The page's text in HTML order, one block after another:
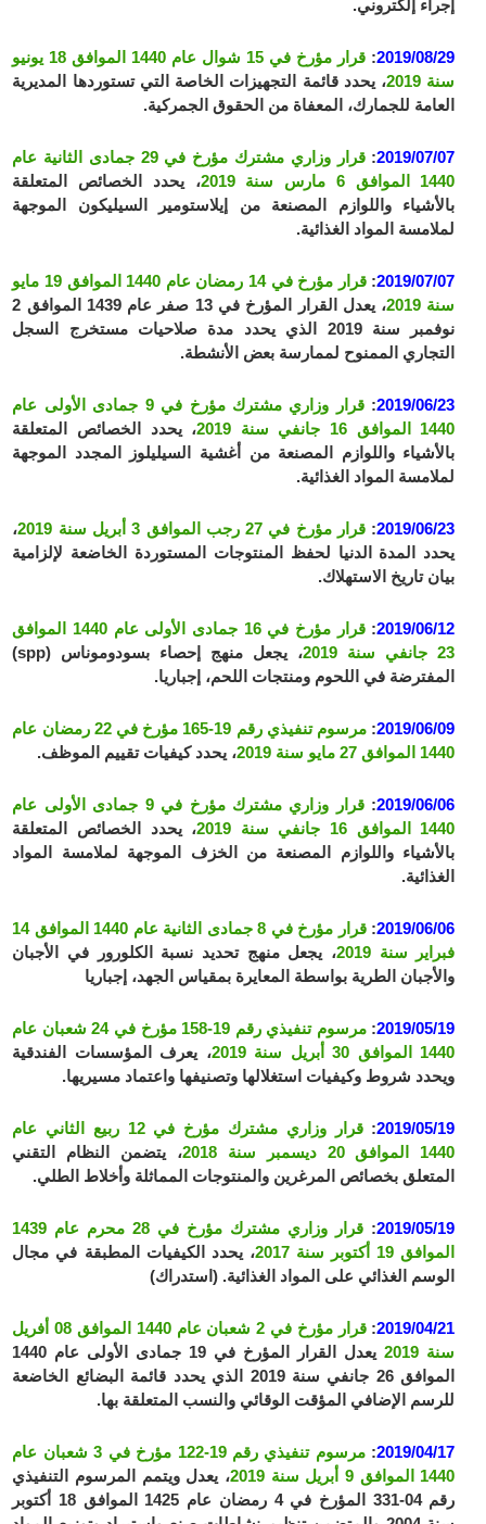
إجراء إلكتروني.
2019/08/29
:
قرار مؤرخ في 15 شوال عام 1440 الموافق 18 يونيو
سنة 2019
، يحدد قائمة التجهيزات الخاصة التي تستوردها المديرية
العامة للجمارك، المعفاة من الحقوق الجمركية.
2019/07/07
:
قرار وزاري مشترك مؤرخ في 29 جمادى الثانية عام
1440 الموافق 6 مارس سنة 2019
، يحدد الخصائص المتعلقة
بالأشياء واللوازم المصنعة من إيلاستومير السيليكون الموجهة
لملامسة المواد الغذائية.
2019/07/07
:
قرار مؤرخ في 14 رمضان عام 1440 الموافق 19 مايو
سنة 2019
، يعدل القرار المؤرخ في 13 صفر عام 1439 الموافق 2
نوفمبر سنة 2019 الذي يحدد مدة صلاحيات مستخرج السجل
التجاري الممنوح لممارسة بعض الأنشطة.
2019/06/23
:
قرار وزاري مشترك مؤرخ في 9 جمادى الأولى عام
1440 الموافق 16 جانفي سنة 2019
، يحدد الخصائص المتعلقة
بالأشياء واللوازم المصنعة من أغشية السيليلوز المجدد الموجهة
لملامسة المواد الغذائية.
2019/06/23
: قرار مؤرخ في 27 رجب الموافق 3 أبريل سنة 2019
،
يحدد المدة الدنيا لحفظ المنتوجات المستوردة الخاضعة لإلزامية
بيان تاريخ الاستهلاك.
2019/06/12
:
قرار مؤرخ في 16 جمادى الأولى عام 1440 الموافق
23 جانفي سنة 2019
، يجعل منهج إحصاء بسودوموناس (spp)
المفترضة في اللحوم ومنتجات اللحم، إجباريا.
2019/06/09
:
مرسوم تنفيذي رقم 19-165 مؤرخ في 22 رمضان عام
1440 الموافق 27 مايو سنة 2019
، يحدد كيفيات تقييم الموظف.
2019/06/06
:
قرار وزاري مشترك مؤرخ في 9 جمادى الأولى عام
1440 الموافق 16 جانفي سنة 2019
، يحدد الخصائص المتعلقة
بالأشياء واللوازم المصنعة من الخزف الموجهة لملامسة المواد
الغذائية.
2019/06/06
:
قرار مؤرخ في 8 جمادى الثانية عام 1440 الموافق 14
فبراير سنة 2019
، يجعل منهج تحديد نسبة الكلورور في الأجبان
والأجبان الطرية بواسطة المعايرة بمقياس الجهد، إجباريا
2019/05/19
:
مرسوم تنفيذي رقم 19-158 مؤرخ في 24 شعبان عام
1440 الموافق 30 أبريل سنة 2019
، يعرف المؤسسات الفندقية
ويحدد شروط وكيفيات استغلالها وتصنيفها واعتماد مسيريها.
2019/05/19
:
قرار وزاري مشترك مؤرخ في 12 ربيع الثاني عام
1440 الموافق 20 ديسمبر سنة 2018
، يتضمن النظام التقني
المتعلق بخصائص المرغرين والمنتوجات المماثلة وأخلاط الطلي.
2019/05/19
:
قرار وزاري مشترك مؤرخ في 28 محرم عام 1439
الموافق 19 أكتوبر سنة 2017
، يحدد الكيفيات المطبقة في مجال
الوسم الغذائي على المواد الغذائية. (استدراك)
2019/04/21
:
قرار مؤرخ في 2 شعبان عام 1440 الموافق 08 أفريل
سنة 2019
يعدل القرار المؤرخ في 19 جمادى الأولى عام 1440
الموافق 26 جانفي سنة 2019 الذي يحدد قائمة البضائع الخاضعة
للرسم الإضافي المؤقت الوقائي والنسب المتعلقة بها.
2019/04/17
:
مرسوم تنفيذي رقم 19-122 مؤرخ في 3 شعبان عام
1440 الموافق 9 أبريل سنة 2019
، يعدل ويتمم المرسوم التنفيذي
رقم 04-331 المؤرخ في 4 رمضان عام 1425 الموافق 18 أكتوبر